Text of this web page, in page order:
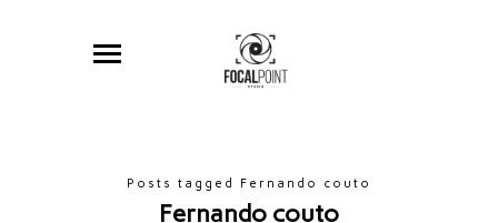
Posts tagged Fernando couto
Fernando couto